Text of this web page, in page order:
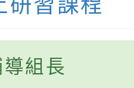
研習課程
組長